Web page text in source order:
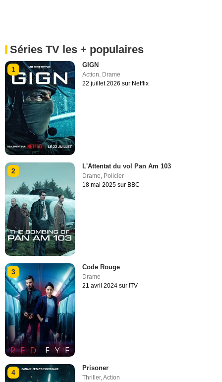
Séries TV les + populaires
1
GIGN
Action, Drame
22 juillet 2026 sur Netflix
2
L'Attentat du vol Pan Am 103
Drame Policier
18 mai 2025 sur BBC
3
Code Rouge
Drame
21 avril 2024 sur ITV
4
Prisoner
Thriller,Action